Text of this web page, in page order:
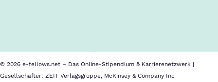
© 2026 e-fellows.net – Das Online-Stipendium & Karrierenetzwerk |
Gesellschafter: ZEIT Verlagsgruppe, McKinsey & Company Inc